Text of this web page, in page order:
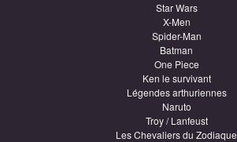
Star Wars
X-Men
Spider-Man
Batman
One Piece
Ken le survivant
Légendes arthuriennes
Naruto
Troy / Lanfeust
Les Chevaliers du Zodiaque